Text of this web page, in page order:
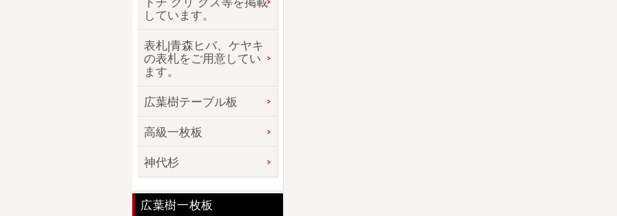
しています。
表札|青森ヒバ、ケヤキ
の表札をご用意してい
ます。
広葉樹テーブル板
高級一枚板
神代杉
広葉樹一枚板